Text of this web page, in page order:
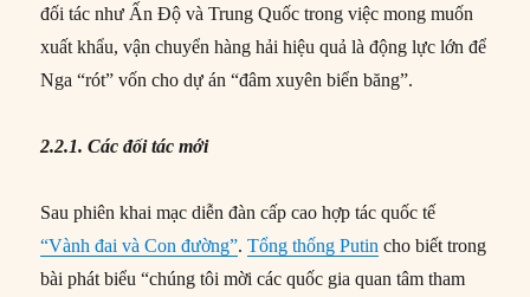
đối tác như Ấn Độ và Trung Quốc trong việc mong muốn
xuất khẩu, vận chuyển hàng hải hiệu quả là động lực lớn để
Nga “rót” vốn cho dự án “đâm xuyên biển băng”.
2.2.1. Các đối tác mới
Sau phiên khai mạc diễn đàn cấp cao hợp tác quốc tế
“Vành đai và Con đường”.Tổng thống Putin cho biết trong
bài phát biểu “chúng tôi mời các quốc gia quan tâm tham